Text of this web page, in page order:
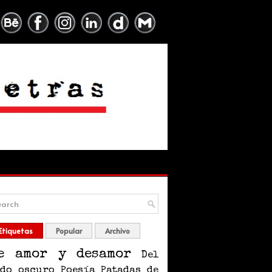
Popular Archivo
amor y desamor
Del